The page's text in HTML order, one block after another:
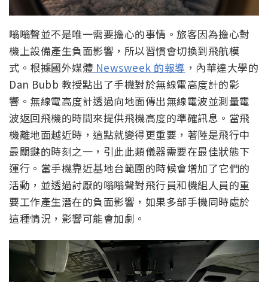
嗡嗡聲並不是唯一需要擔心的事情。旅客因為擔心對
機上設備產生負面影響，所以習慣會切換到飛航模
式。根據國外媒體 Newsweek 的報導 ，內華達大學的
Dan Bubb 教授點出了手機對於無線電高度計的影
響。無線電高度計透過向地面傳出無線電波並測量電
波返回飛機的時間來提供飛機高度的準確訊息。當飛
機離地面越近時，這點就變得更重要，著陸是飛行中
最關鍵的時刻之一，引此此類儀器需要在最佳狀態下
運行。當手機靠近基地台範圍的時候會增加了它們的
活動，並透過討厭的嗡嗡聲對飛行員和機組人員的重
要工作產生潛在的負面影響，如果多部手機同時處於
這種情況，影響可能會加劇。